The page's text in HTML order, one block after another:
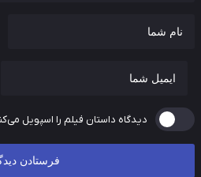
دیدگاه داستان فیلم را اسپویل می‌کند؟